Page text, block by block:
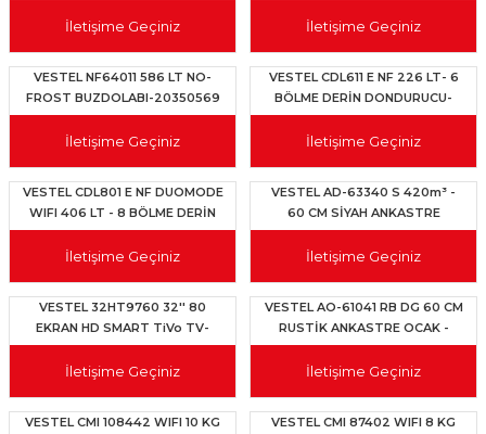
İletişime Geçiniz
20300845
İletişime Geçiniz
VESTEL NF64011 586 LT NO-
FROST BUZDOLABI-20350569
İletişime Geçiniz
VESTEL CDL611 E NF 226 LT- 6
BÖLME DERİN DONDURUCU-
20350571
İletişime Geçiniz
VESTEL CDL801 E NF DUOMODE
WIFI 406 LT - 8 BÖLME DERİN
DONDURUCU-20350460
İletişime Geçiniz
VESTEL AD-63340 S 420m³ -
60 CM SİYAH ANKASTRE
DAVLUMBAZ-20267491
İletişime Geçiniz
VESTEL 32HT9760 32'' 80
EKRAN HD SMART TiVo TV-
20300847
İletişime Geçiniz
VESTEL AO-61041 RB DG 60 CM
RUSTİK ANKASTRE OCAK -
20350117
İletişime Geçiniz
VESTEL CMI 108442 WIFI 10 KG
VESTEL CMI 87402 WIFI 8 KG